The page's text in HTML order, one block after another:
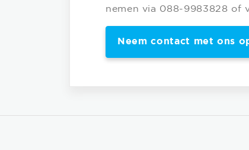
nemen via 088-9983828 of
Neem contact met ons